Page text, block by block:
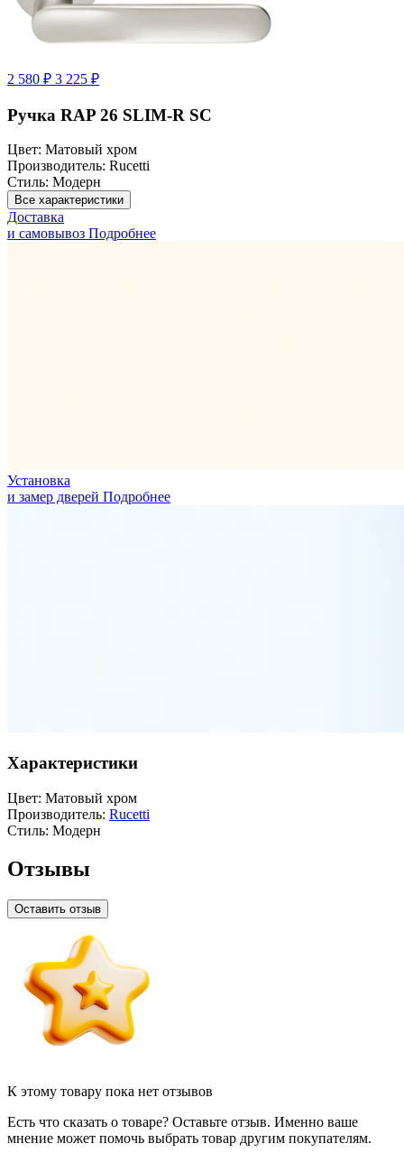
2 580 ₽ 3 225 ₽
Ручка RAP 26 SLIM-R SC
Цвет: Матовый хром
Производитель: Rucetti
Стиль: Модерн
Все характеристики
Доставка
и самовывоз Подробнее
Установка
и замер дверей Подробнее
Характеристики
Цвет: Матовый хром
Производитель: Rucetti
Стиль: Модерн
Отзывы
Оставить отзыв
К этому товару пока нет отзывов
Есть что сказать о товаре? Оставьте отзыв. Именно ваше
мнение может помочь выбрать товар другим покупателям.